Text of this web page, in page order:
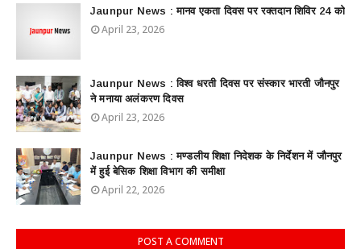
Jaunpur News : ​मानव एकता दिवस पर रक्तदान शिविर 24 को
April 23, 2026
Jaunpur News : विश्व धरती दिवस पर संस्कार भारती जौनपुर
ने मनाया अलंकरण दिवस
April 23, 2026
Jaunpur News : ​मण्डलीय शिक्षा निदेशक के निर्देशन में जौनपुर
में हुई बेसिक शिक्षा विभाग की समीक्षा
April 22, 2026
POST A COMMENT